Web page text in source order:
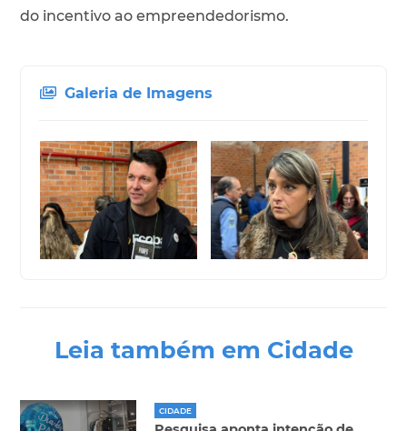
do incentivo ao empreendedorismo.
Galeria de Imagens
Leia também em Cidade
CIDADE